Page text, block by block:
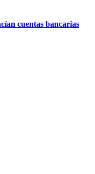
cuentas bancarias